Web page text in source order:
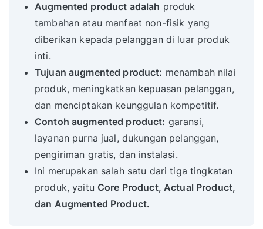
Augmented product adalah produk
tambahan atau manfaat non-fisik yang
diberikan kepada pelanggan di luar produk
inti.
Tujuan augmented product: menambah nilai
produk, meningkatkan kepuasan pelanggan,
dan menciptakan keunggulan kompetitif.
Contoh augmented product: garansi,
layanan purna jual, dukungan pelanggan,
pengiriman gratis, dan instalasi.
Ini merupakan salah satu dari tiga tingkatan
produk, yaitu Core Product, Actual Product,
dan Augmented Product.